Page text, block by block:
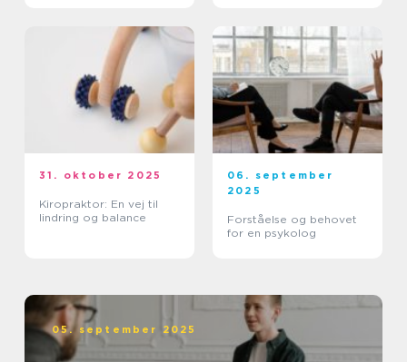
31. oktober 2025
Kiropraktor: En vej til
lindring og balance
06. september
2025
Forståelse og behovet
for en psykolog
05. september 2025